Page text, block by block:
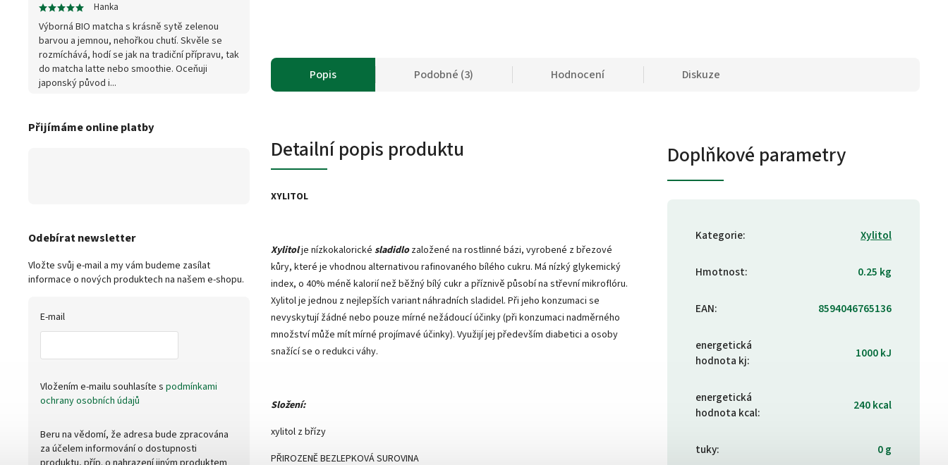
Hanka
Výborná BIO matcha s krásně sytě zelenou
barvou a jemnou, nehořkou chutí. Skvěle se
rozmíchává, hodí se jak na tradiční přípravu, tak
do matcha latte nebo smoothie. Oceňuji
japonský původ i...
Přijímáme online platby
Odebírat newsletter
Vložte svůj e-mail a my vám budeme zasílat
informace o nových produktech na našem e-shopu.
E-mail
Vložením e-mailu souhlasíte s podmínkami
ochrany osobních údajů
Beru na vědomí, že adresa bude zpracována
za účelem informování o dostupnosti
Popis Podobné (3) Hodnocení Diskuze
Detailní popis produktu
XYLITOL
Xylitolje nízkokalorické sladidlozaložené na rostlinné bázi, vyrobené z březové
kůry, které je vhodnou alternativou rafinovaného bílého cukru. Má nízký glykemický
index, o 40% méně kalorií než běžný bílý cukr a příznivě působí na střevní mikroflóru.
Xylitol je jednou z nejlepších variant náhradních sladidel. Při jeho konzumaci se
nevyskytují žádné nebo pouze mírné nežádoucí účinky (při konzumaci nadměrného
množství může mít mírné projímavé účinky). Využijí jej především diabetici a osoby
snažící se o redukci váhy.
Složení:
xylitol z břízy
PŘIROZENĚ BEZLEPKOVÁ SUROVINA
Doplňkové parametry
Kategorie: Xylitol
Hmotnost: 0.25 kg
EAN: 8594046765136
energetická
hodnota kj: 1000 kJ
energetická
hodnota kcal: 240 kcal
tuky: 0 g